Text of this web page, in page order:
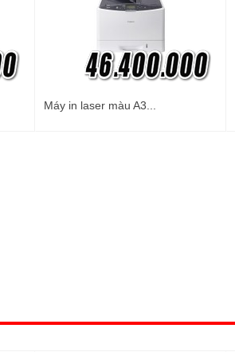
Máy in laser màu A3...